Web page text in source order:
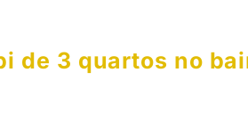
de 3 quartos no